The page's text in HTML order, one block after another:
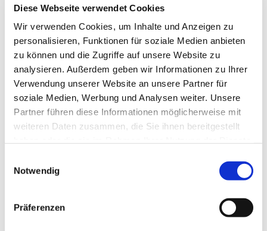
Diese Webseite verwendet Cookies
Wir verwenden Cookies, um Inhalte und Anzeigen zu
personalisieren, Funktionen für soziale Medien anbieten
zu können und die Zugriffe auf unsere Website zu
analysieren. Außerdem geben wir Informationen zu Ihrer
Verwendung unserer Website an unsere Partner für
soziale Medien, Werbung und Analysen weiter. Unsere
Partner führen diese Informationen möglicherweise mit
weiteren Daten zusammen, die Sie ihnen bereitgestellt
Notwendig
Präferenzen
Schnittbildverfahren in
der Nuklearmedizin,
Computertomographie
möglich
Untersuchungen erfolgen
nach Terminvereinbarung
keine Angabe
erforderlich
Messplatz zur Messung
feinster elektrischer
Potentiale im
Nervensystem, die durch
eine Anregung eines der
fünf Sinne hervorgerufen
wurden
keine Angabe
Schnittbildverfahren
Strahlenkörperchens
erforderlich
keine Angabe
Gerät zur
Gewebezerstörung
keine Angabe